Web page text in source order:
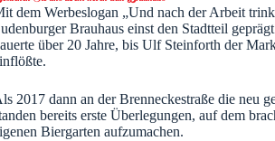
dem Werbeslogan „Und nach der Arbeit
Brauhaus einst den Stadtteil
über 20 Jahre, bis Ulf Steinforth der
2017 dann an der Brenneckestraße die neu
bereits erste Überlegungen, auf dem
Biergarten aufzumachen.